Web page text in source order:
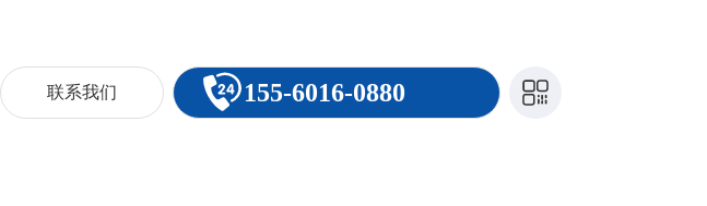
联系我们 155-6016-0880